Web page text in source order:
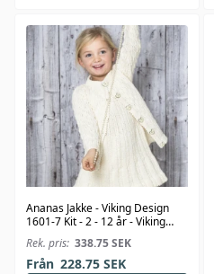
Ananas Jakke - Viking Design
1601-7 Kit - 2 - 12 år - Viking
Bjørk
Rek. pris: 338.75SEK
Från 228.75SEK